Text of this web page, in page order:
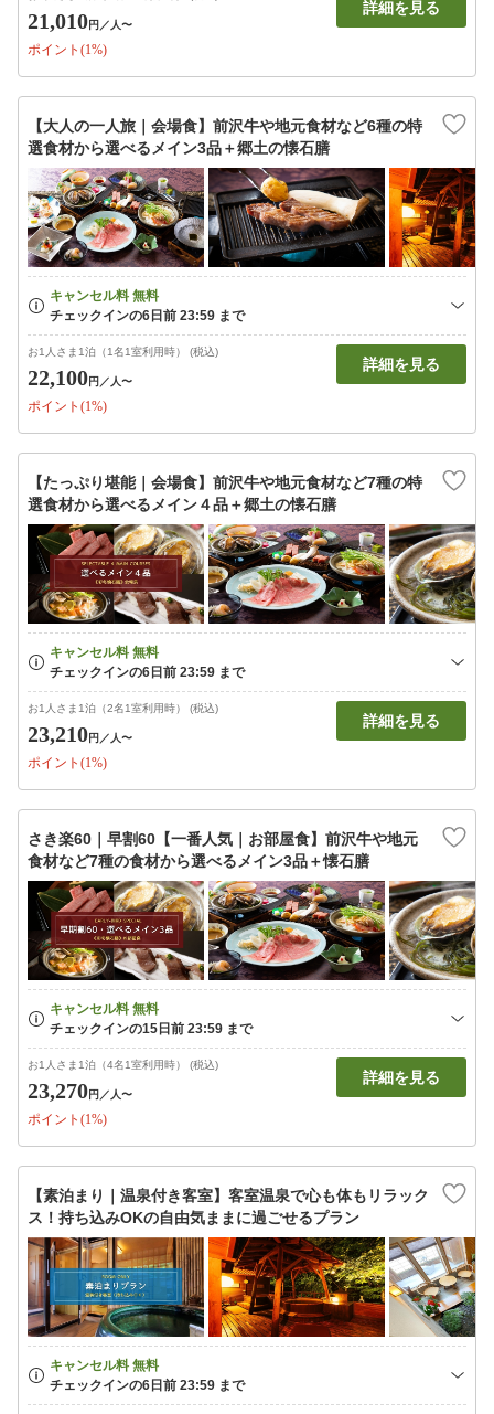
21,010円 ／人〜
ポイント(1%)
詳細を見る
【大人の一人旅｜会場食】前沢牛や地元食材など6種の特
選食材から選べるメイン3品＋郷土の懐石膳
お1人さま1泊（1名1室利用時） (税込)
22,100円 ／人〜
ポイント(1%)
詳細を見る
【たっぷり堪能｜会場食】前沢牛や地元食材など7種の特
選食材から選べるメイン４品＋郷土の懐石膳
お1人さま1泊（2名1室利用時） (税込)
23,210円 ／人〜
ポイント(1%)
詳細を見る
さき楽60｜早割60【一番人気｜お部屋食】前沢牛や地元
食材など7種の食材から選べるメイン3品＋懐石膳
お1人さま1泊（4名1室利用時） (税込)
23,270円 ／人〜
ポイント(1%)
詳細を見る
【素泊まり｜温泉付き客室】客室温泉で心も体もリラック
ス！持ち込みOKの自由気ままに過ごせるプラン